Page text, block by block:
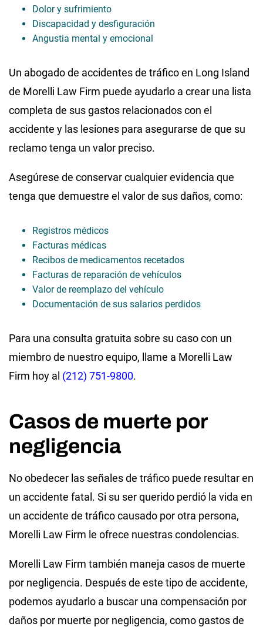
Dolor y sufrimiento
Discapacidad y desfiguración
Angustia mental y emocional
Un abogado de accidentes de tráfico en Long Island
de Morelli Law Firm puede ayudarlo a crear una lista
completa de sus gastos relacionados con el
accidente y las lesiones para asegurarse de que su
reclamo tenga un valor preciso.
Asegúrese de conservar cualquier evidencia que
tenga que demuestre el valor de sus daños, como:
Registros médicos
Facturas médicas
Recibos de medicamentos recetados
Facturas de reparación de vehículos
Valor de reemplazo del vehículo
Documentación de sus salarios perdidos
Para una consulta gratuita sobre su caso con un
miembro de nuestro equipo, llame a Morelli Law
Firm hoy al (212) 751-9800.
Casos de muerte por
negligencia
No obedecer las señales de tráfico puede resultar en
un accidente fatal. Si su ser querido perdió la vida en
un accidente de tráfico causado por otra persona,
Morelli Law Firm le ofrece nuestras condolencias.
Morelli Law Firm también maneja casos de muerte
por negligencia. Después de este tipo de accidente,
podemos ayudarlo a buscar una compensación por
daños por muerte por negligencia, como gastos de